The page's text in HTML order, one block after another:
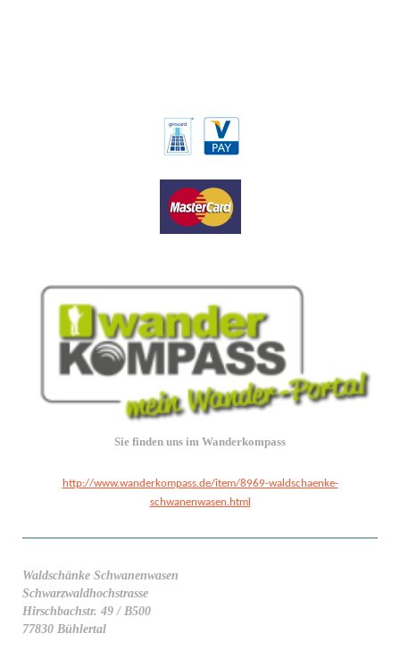
Sie finden uns im Wanderkompass
http://www.wanderkompass.de/item/8969-waldschaenke-
schwanenwasen.html
Waldschänke Schwanenwasen
Schwarzwaldhochstrasse
Hirschbachstr. 49 / B500
77830 Bühlertal